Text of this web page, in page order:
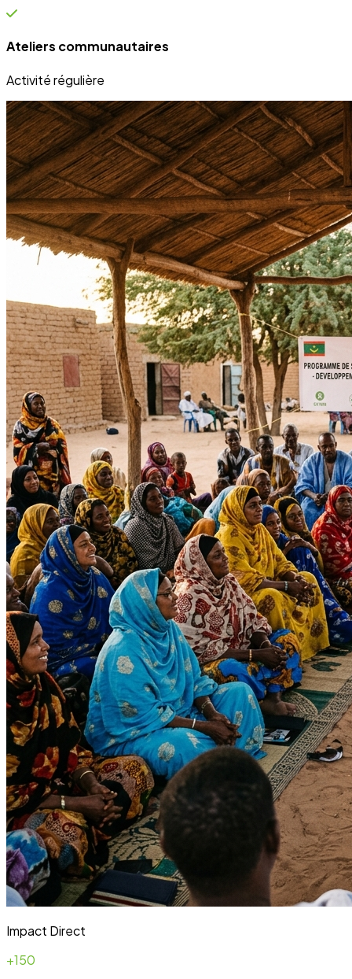
Impact Direct
+150
Interventions réussies cette année.
Blog & Actualités
Dernières nouvelles du terrain
Toute l'actualité